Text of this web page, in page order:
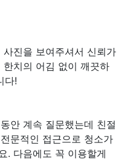
진을 보여주셔서 신뢰가
치의 어김 없이 깨끗하
다!
안 계속 질문했는데 친절
문적인 접근으로 청소가
. 다음에도 꼭 이용할게